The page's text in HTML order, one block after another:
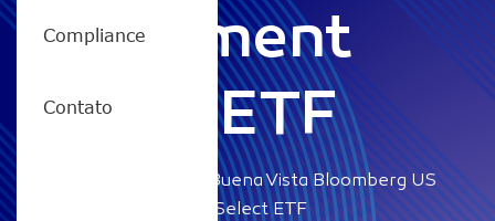
Compliance
Contato
Investment
Select ETF
RICO11 – Buena Vista Bloomberg US
Billionaires Investment Select ETF